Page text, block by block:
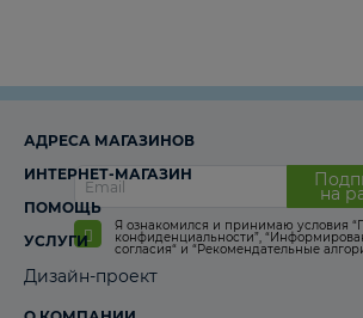
на
Я ознакомился и принимаю условия
конфиденциальности”,
согласия“ и “Рекомендательные
АДРЕСА МАГАЗИНОВ
ИНТЕРНЕТ-МАГАЗИН
ПОМОЩЬ
УСЛУГИ
Дизайн-проект